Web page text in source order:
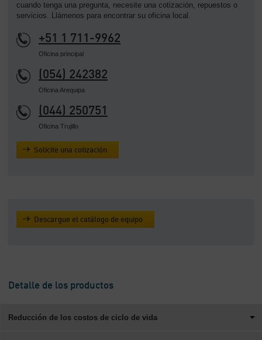
cuando tenga una pregunta, necesite una cotización, repuestos o
servicios. Llámenos para encontrar su oficina local.
+51 1 711-9962
Oficina principal
(054) 242382
Oficina Arequipa
(044) 250751
Oficina Trujillo
Solicite una cotización
Descargue el catálogo de equipo
Detalle de los productos
Reducción de los costos de ciclo de vida